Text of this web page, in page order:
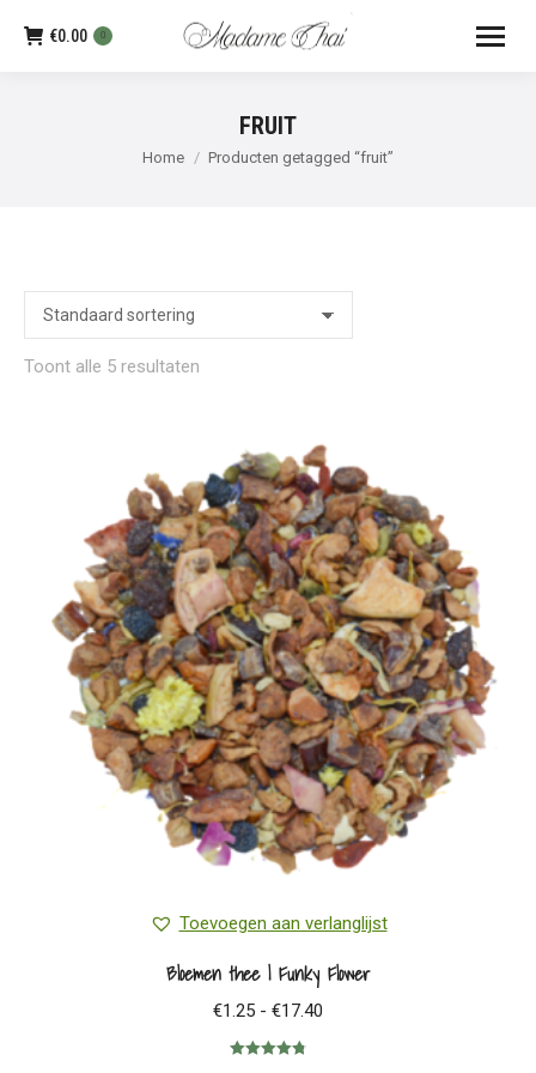
€0.00 0
FRUIT
Je bent hier:
Home Producten getagged “fruit”
Toont alle 5 resultaten
Toevoegen aan verlanglijst
Bloemen thee | Funky Flower
€1.25 - €17.40